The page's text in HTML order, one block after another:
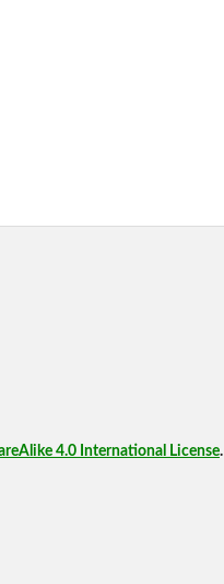
4.0 International License.